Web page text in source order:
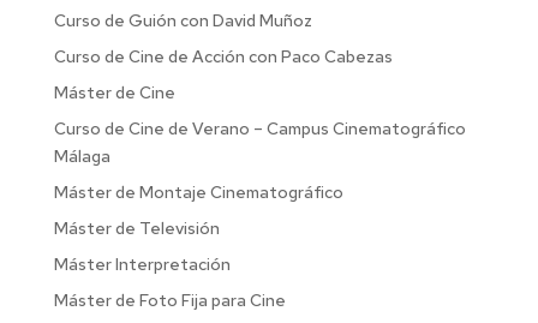
Curso de Guión con David Muñoz
Curso de Cine de Acción con Paco Cabezas
Máster de Cine
Curso de Cine de Verano – Campus Cinematográfico
Málaga
Máster de Montaje Cinematográfico
Máster de Televisión
Máster Interpretación
Máster de Foto Fija para Cine